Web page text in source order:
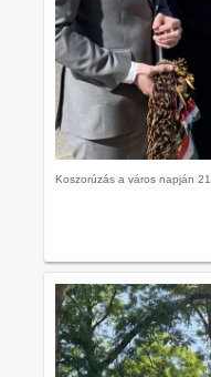
Koszorúzás a város napján 21